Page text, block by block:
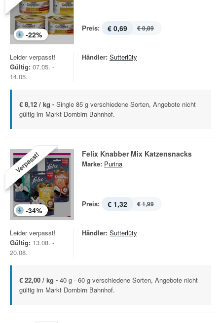
-22%
Preis: € 0,69 € 0,89
Leider verpasst!
Gültig: 07.05. -
14.05.
Händler: Sutterlüty
€ 8,12 / kg - Single 85 g verschiedene Sorten, Angebote nicht
gültig im Markt Dornbirn Bahnhof.
Verpasst!
-34%
Felix Knabber Mix Katzensnacks
Marke: Purina
Preis: € 1,32 € 1,99
Leider verpasst!
Gültig: 13.08. -
20.08.
Händler: Sutterlüty
€ 22,00 / kg - 40 g - 60 g verschiedene Sorten, Angebote nicht
gültig im Markt Dornbirn Bahnhof.